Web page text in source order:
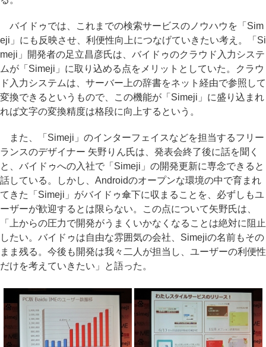
バイドゥでは、これまでの検索サービスのノウハウを「Sim
eji」にも反映させ、利便性向上につなげていきたい考え。「Si
meji」開発者の足立昌彦氏は、バイドゥのクラウド入力システ
ムが「Simeji」に取り込める点をメリットとしていた。クラウ
ド入力システムは、サーバー上の辞書をネット経由で参照して
変換できるというもので、この機能が「Simeji」に盛り込まれ
れば文字の変換精度は格段に向上するという。
また、「Simeji」のインターフェイスなどを担当するフリー
ランスのデザイナー 矢野りん氏は、発表会終了後に話を聞く
と、バイドゥへの入社で「Simeji」の開発更新に専念できると
話している。しかし、Androidのオープンな環境の中で育まれ
てきた「Simeji」がバイドゥ傘下に収まることを、必ずしもユ
ーザーが歓迎するとは限らない。この点について矢野氏は、
「上からの圧力で開発がうまくいかなくなることは絶対に阻止
したい。バイドゥは自由な雰囲気の会社、Simejiの名前もその
まま残る。今後も開発は我々二人が担当し、ユーザーの利便性
だけを考えていきたい」と語った。